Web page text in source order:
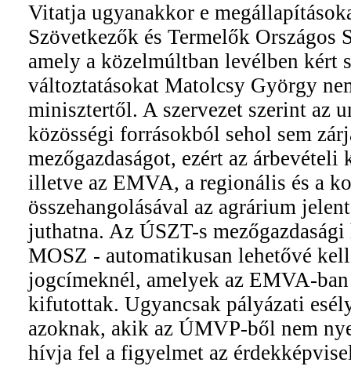
Vitatja ugyanakkor e
Szövetkezők és Termelők Országos
amely a közelmúltban levélben kért
változtatásokat Matolcsy György
minisztertől. A szervezet szerint az
közösségi forrásokból sehol sem
mezőgazdaságot, ezért az
illetve az EMVA, a regionális és a
összehangolásával az agrárium
juthatna. Az ÚSZT-s
MOSZ - automatikusan lehetővé
jogcímeknél, amelyek az EMVA-
kifutottak. Ugyancsak pályázati
azoknak, akik az ÚMVP-ből nem
hívja fel a figyelmet az